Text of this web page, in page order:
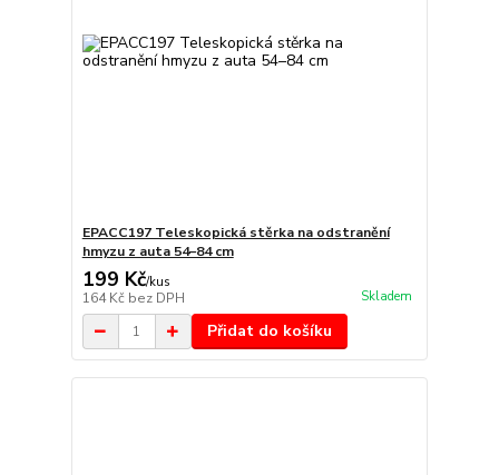
EPACC197 Teleskopická stěrka na odstranění
hmyzu z auta 54–84 cm
199 Kč/kus
164 Kč bez DPH Skladem
Přidat do košíku